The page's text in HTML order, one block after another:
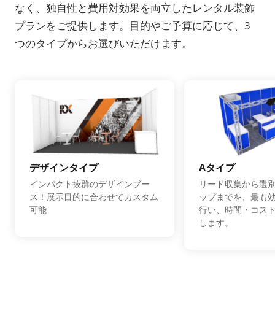
なく、独自性と費用対効果を両立したレンタル装飾
プランをご提供します。目的やご予算に応じて、3
つのタイプからお選びいただけます。
デザインタイプ
インパクト抜群のデザインブー
ス！展示目的に合わせてカスタム
可能
Aタイプ
リード収集から選
ップまでを、最も
行い、時間・コス
します。